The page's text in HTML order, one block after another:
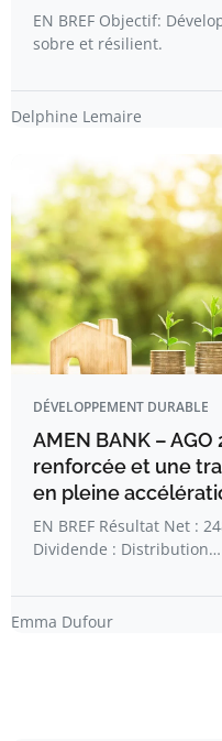
EN BREF Objectif:
sobre et résilient.
Delphine Lemaire
DÉVELOPPEMENT DURABLE
AMEN BANK –
renforcée et une
en pleine
EN BREF Résultat Net :
Dividende : Distribution…
Emma Dufour